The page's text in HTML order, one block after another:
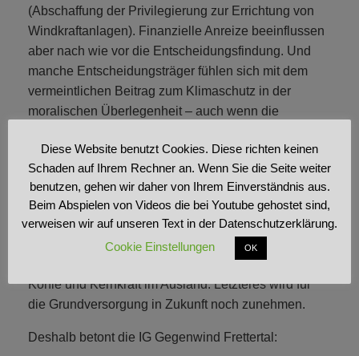
(Abschaffung der Privilegierung zur Errichtung von
Windkraftanlagen). Finanzielle Anreize beeinflussen
aber nach wie vor die Entscheidungsfindung. Und
manche Entscheidungsträger fühlen sich mit dem
vermeintlichen Beitrag zum Klimaschutz in der
moralischen Überlegenheit – auch wenn die
sensiblen Naturgebieten einer nüchternen
wissenschaftlichen Prüfung nicht Stand hält.
Das Missverhältnis von Ertrag und Schaden zeigt
sich erstens bei der notwendigen Abgabe von
übermäßigem Stromertrag durch Windkraft ans
Ausland und zweitens durch Zukauf von Strom aus
Kohle und Kernkraft im Ausland. Letzteres wird für
die Grundversorgung in Zukunft noch zunehmen.
Deshalb betont die IG Gegenwind Frettertal:
Diese Website benutzt Cookies. Diese richten keinen
Schaden auf Ihrem Rechner an. Wenn Sie die Seite weiter
benutzen, gehen wir daher von Ihrem Einverständnis aus.
Beim Abspielen von Videos die bei Youtube gehostet sind,
verweisen wir auf unseren Text in der Datenschutzerklärung.
Cookie Einstellungen
OK